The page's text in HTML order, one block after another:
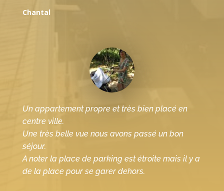
Chantal
Un appartement propre et très bien placé en
centre ville.
Une très belle vue nous avons passé un bon
séjour.
A noter la place de parking est étroite mais il y a
de la place pour se garer dehors.